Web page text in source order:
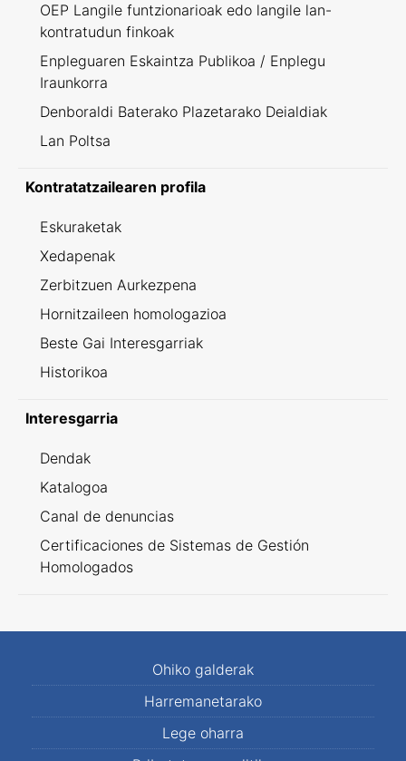
OEP Langile funtzionarioak edo langile lan-
kontratudun finkoak
Enpleguaren Eskaintza Publikoa / Enplegu
Iraunkorra
Denboraldi Baterako Plazetarako Deialdiak
Lan Poltsa
Kontratatzailearen profila
Eskuraketak
Xedapenak
Zerbitzuen Aurkezpena
Hornitzaileen homologazioa
Beste Gai Interesgarriak
Historikoa
Interesgarria
Dendak
Katalogoa
Canal de denuncias
Certificaciones de Sistemas de Gestión
Homologados
Ohiko galderak
Harremanetarako
Lege oharra